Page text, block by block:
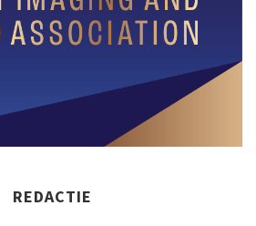
REDACTIE